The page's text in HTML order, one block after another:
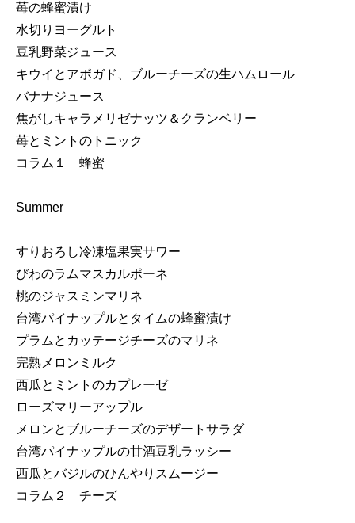
苺の蜂蜜漬け
水切りヨーグルト
豆乳野菜ジュース
キウイとアボガド、ブルーチーズの生ハムロール
バナナジュース
焦がしキャラメリゼナッツ＆クランベリー
苺とミントのトニック
コラム１ 蜂蜜
Summer
すりおろし冷凍塩果実サワー
びわのラムマスカルポーネ
桃のジャスミンマリネ
台湾パイナップルとタイムの蜂蜜漬け
プラムとカッテージチーズのマリネ
完熟メロンミルク
西瓜とミントのカプレーゼ
ローズマリーアップル
メロンとブルーチーズのデザートサラダ
台湾パイナップルの甘酒豆乳ラッシー
西瓜とバジルのひんやりスムージー
コラム２ チーズ